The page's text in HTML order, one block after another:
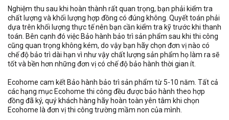
Nghiệm thu sau khi hoàn thành rất quan trọng, bạn phải kiểm tra
chất lượng và khối lượng hợp đồng có đúng không. Quyết toán phải
dựa trên khối lượng thực tế nên bạn cần kiểm tra kỹ trước khi thanh
toán. Bên cạnh đó việc Bảo hành bảo trì sản phẩm sau khi thi công
cũng quan trọng không kém, do vậy bạn hãy chọn đơn vị nào có
chế độ bảo trì dài hạn vì như vậy chất lượng sản phẩm họ làm ra sẽ
tốt và bền hơn những đơn vị có chế độ bảo hành thời gian ít.
Ecohome cam kết Bảo hành bảo trì sản phẩm từ 5-10 năm. Tất cả
các hạng mục Ecohome thi công đều được bảo hành theo hợp
đồng đã ký, quý khách hàng hãy hoàn toàn yên tâm khi chọn
Ecohome là đơn vị thi công trường mầm non của mình.